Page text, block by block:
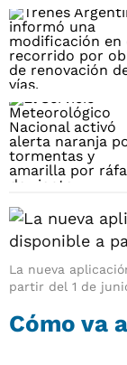
La nueva
partir del 1 de
Cómo va